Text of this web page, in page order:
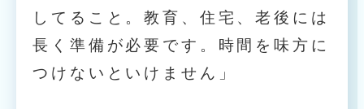
してること。教育、住宅、老後には
長く準備が必要です。時間を味方に
つけないといけません」